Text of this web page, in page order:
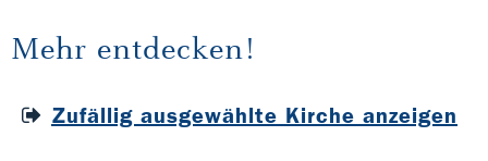
Mehr entdecken!
Zufällig ausgewählte Kirche anzeigen